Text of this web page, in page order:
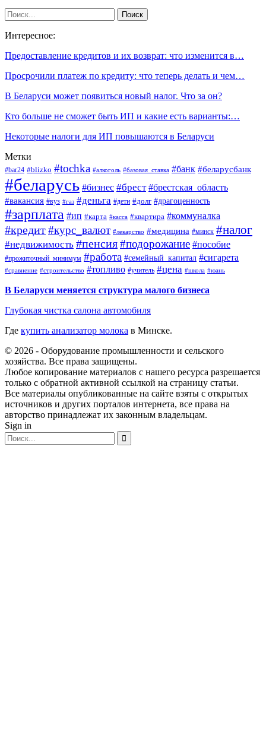
Интересное:
Предоставление кредитов и их возврат: что изменится в…
Просрочили платеж по кредиту: что теперь делать и чем…
В Беларуси может появиться новый налог. Что за он?
Кто больше не сможет быть ИП и какие есть варианты:…
Некоторые налоги для ИП повышаются в Беларуси
Метки
#bar24 #blizko #tochka #алкоголь #базовая_ставка #банк #беларусбанк
#беларусь #бизнес #брест #брестская_область
#вакансия #вуз #газ #деньга #дети #долг #драгоценность
#зарплата #ип #карта #касса #квартира #коммуналка
#кредит#курс_валют #лекарство #медицина #минск #налог
#недвижимость #пенсия#подорожание #пособие
#прожиточный_минимум #работа #семейный_капитал #сигарета
#сравнение #строительство #топливо #учитель #цена #школа #юань
В Беларуси меняется структура малого бизнеса
Глубокая чистка салона автомобиля
Где купить анализатор молока в Минске.
© 2026 - Оборудование промышленности и сельского
хозяйства. Все права защищены.
Любое копирование материалов с нашего ресурса разрешается
только с обратной активной ссылкой на страницу статьи.
Все материалы опубликованные на сайте взяты с открытых
источников и других порталов интернета, все права на
авторство принадлежат их законным владельцам.
Sign in